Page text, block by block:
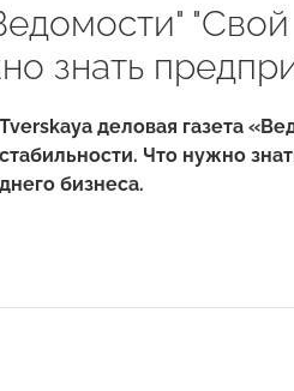
знать
деловая газета
Что нужно
бизнеса.